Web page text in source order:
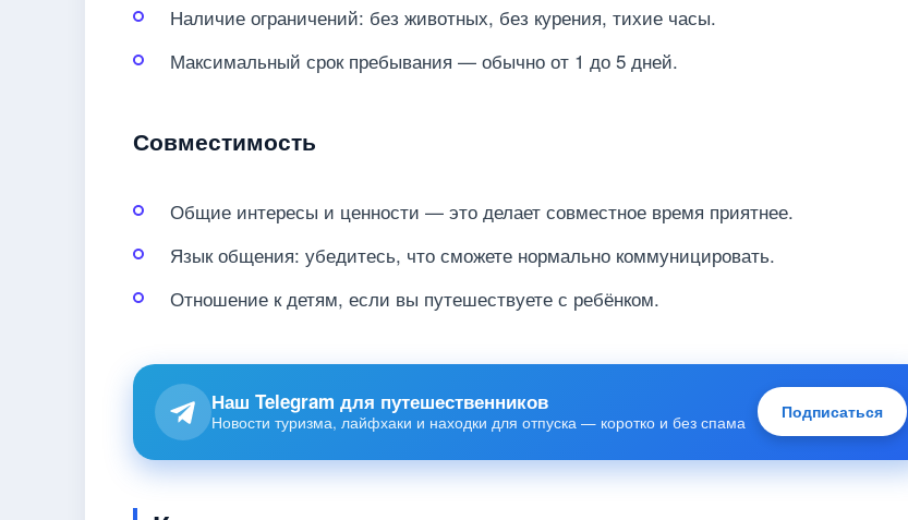
Наличие ограничений: без животных, без курения, тихие часы.
Максимальный срок пребывания — обычно от 1 до 5 дней.
Совместимость
Общие интересы и ценности — это делает совместное время приятнее.
Язык общения: убедитесь, что сможете нормально коммуницировать.
Отношение к детям, если вы путешествуете с ребёнком.
Наш Telegram для путешественников
Новости туризма, лайфхаки и находки для отпуска — коротко и без спама
Подписаться